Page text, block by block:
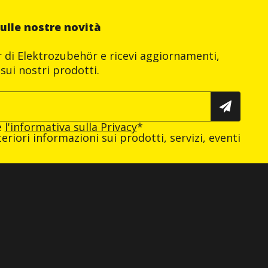
nostre novità
Elektrozubehör e ricevi aggiornamenti,
nostri prodotti.
l'informativa sulla Privacy*
informazioni sui prodotti, servizi, eventi